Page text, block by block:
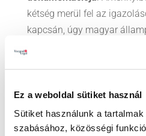
Ez a weboldal sütiket használ
Sütiket használunk a
szabásához, közösségi
kétség merül fel az
kapcsán, úgy magyar
egészségügyi vizsgálat és
házi karantén vagy
belépés megtagadásával jár
hitelességének kétsége,
kizárólag a szűk körű és